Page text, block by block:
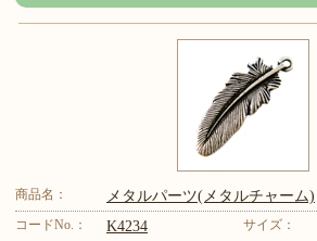
商品名： メタルパーツ(メタルチャーム)
コードNo.： K4234 サイズ：